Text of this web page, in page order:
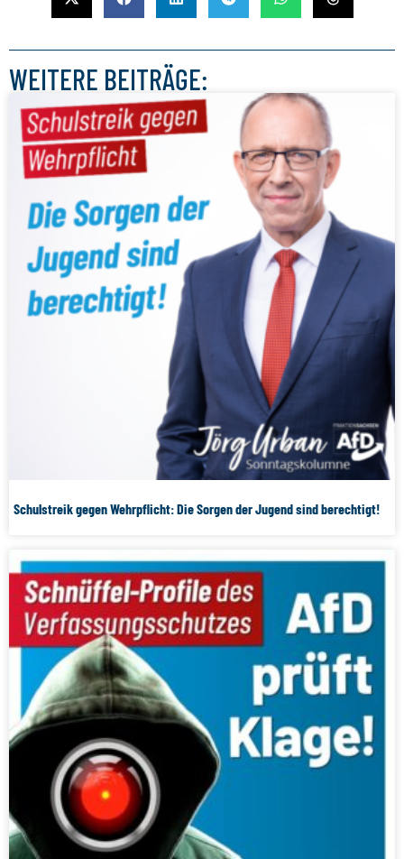
WEITERE BEITRÄGE:
Schulstreik gegen Wehrpflicht: Die Sorgen der Jugend sind berechtigt!